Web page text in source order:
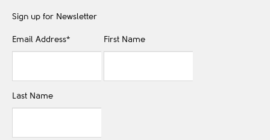
Sign up for Newsletter
Email Address* First Name
Last Name